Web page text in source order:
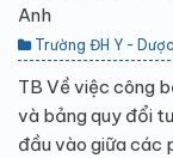
Anh
Trường ĐH Y -
TB Về việc công
và bảng quy đổi
đầu vào giữa các